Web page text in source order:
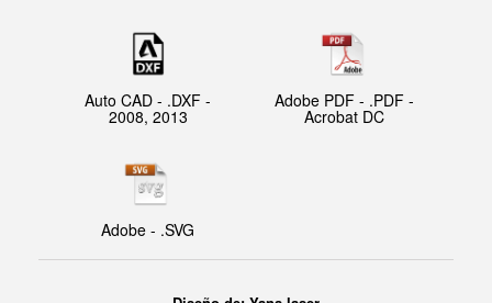
Auto CAD - .DXF -
2008, 2013
Adobe PDF - .PDF -
Acrobat DC
Adobe - .SVG